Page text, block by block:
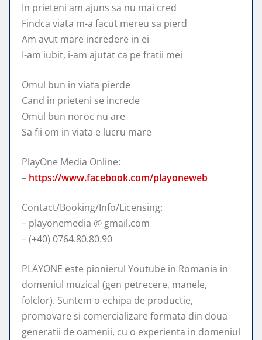
In prieteni am ajuns sa nu mai cred
Findca viata m-a facut mereu sa pierd
Am avut mare incredere in ei
I-am iubit, i-am ajutat ca pe fratii mei
Omul bun in viata pierde
Cand in prieteni se increde
Omul bun noroc nu are
Sa fii om in viata e lucru mare
PlayOne Media Online:
– https://www.facebook.com/playoneweb
Contact/Booking/Info/Licensing:
– playonemedia @ gmail.com
– (+40) 0764.80.80.90
PLAYONE este pionierul Youtube in Romania in
domeniul muzical (gen petrecere, manele,
folclor). Suntem o echipa de productie,
promovare si comercializare formata din doua
generatii de oamenii, cu o experienta in domeniul